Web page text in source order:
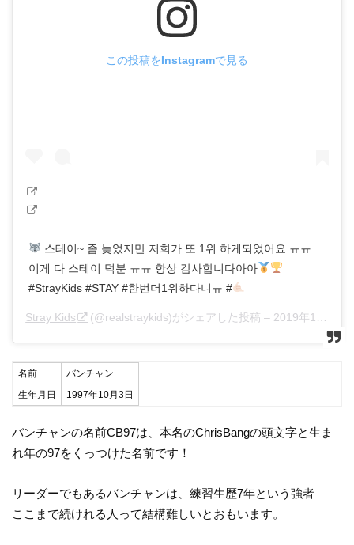
この投稿をInstagramで見る
스테이~ 좀 늦었지만 저희가 또 1위 하게되었어요 ㅠㅠ
이게 다 스테이 덕분 ㅠㅠ 항상 감사합니다아아
#StrayKids #STAY #한번더1위하다니ㅠ #
Stray Kids (@realstraykids)がシェアした投稿 – 2019年12月月20日午後9時01分PST
名前
バンチャン
生年月日
1997年10月3日
バンチャンの名前CB97は、本名のChrisBangの頭文字と生ま
れ年の97をくっつけた名前です！
リーダーでもあるバンチャンは、練習生歴7年という強者
ここまで続けれる人って結構難しいとおもいます。